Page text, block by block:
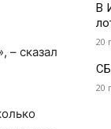
– сказал
В
20
20